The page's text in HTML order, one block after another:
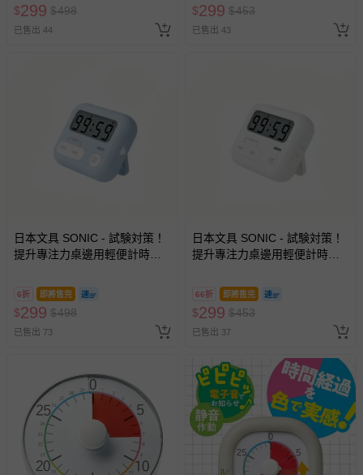
$299 $498
已售出 44
$299 $453
已售出 43
日本文具 SONIC - 試験対策！
提升專注力桌邊用輕便計時器-
6折 即將售完
$299 $498
已售出 73
日本文具 SONIC - 試験対策！
提升專注力桌邊用輕便計時器-
66折 即將售完
$299 $453
已售出 37